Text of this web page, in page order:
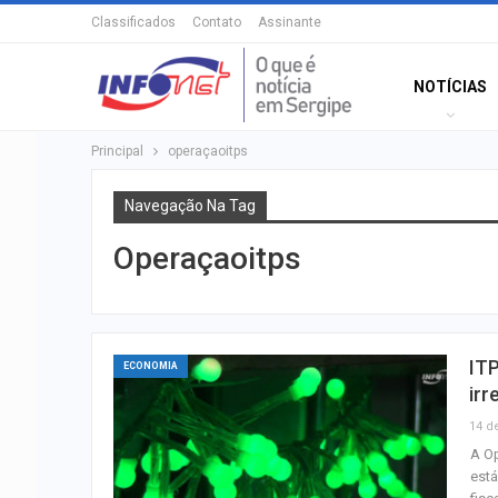
Classificados Contato Assinante
NOTÍCIAS
Principal operaçaoitps
Navegação Na Tag
Operaçaoitps
ECONOMIA
14
A